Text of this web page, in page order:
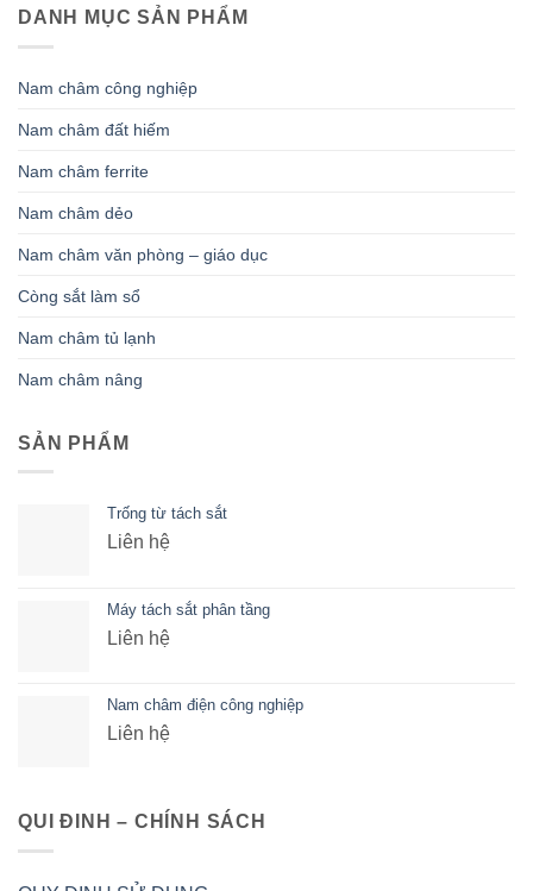
DANH MỤC SẢN PHẨM
Nam châm công nghiệp
Nam châm đất hiếm
Nam châm ferrite
Nam châm dẻo
Nam châm văn phòng – giáo dục
Còng sắt làm sổ
Nam châm tủ lạnh
Nam châm nâng
SẢN PHẨM
Trống từ tách sắt
Liên hệ
Máy tách sắt phân tầng
Liên hệ
Nam châm điện công nghiệp
Liên hệ
QUI ĐINH – CHÍNH SÁCH